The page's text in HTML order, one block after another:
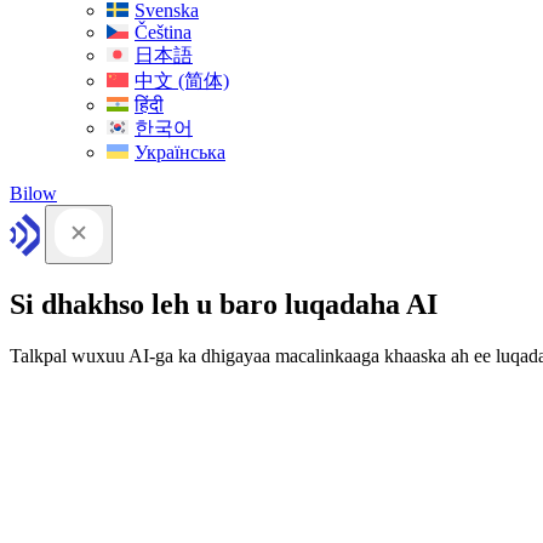
Svenska
Čeština
日本語
中文 (简体)
हिंदी
한국어
Українська
Bilow
Si dhakhso leh u baro luqadaha AI
Talkpal wuxuu AI-ga ka dhigayaa macalinkaaga khaaska ah ee